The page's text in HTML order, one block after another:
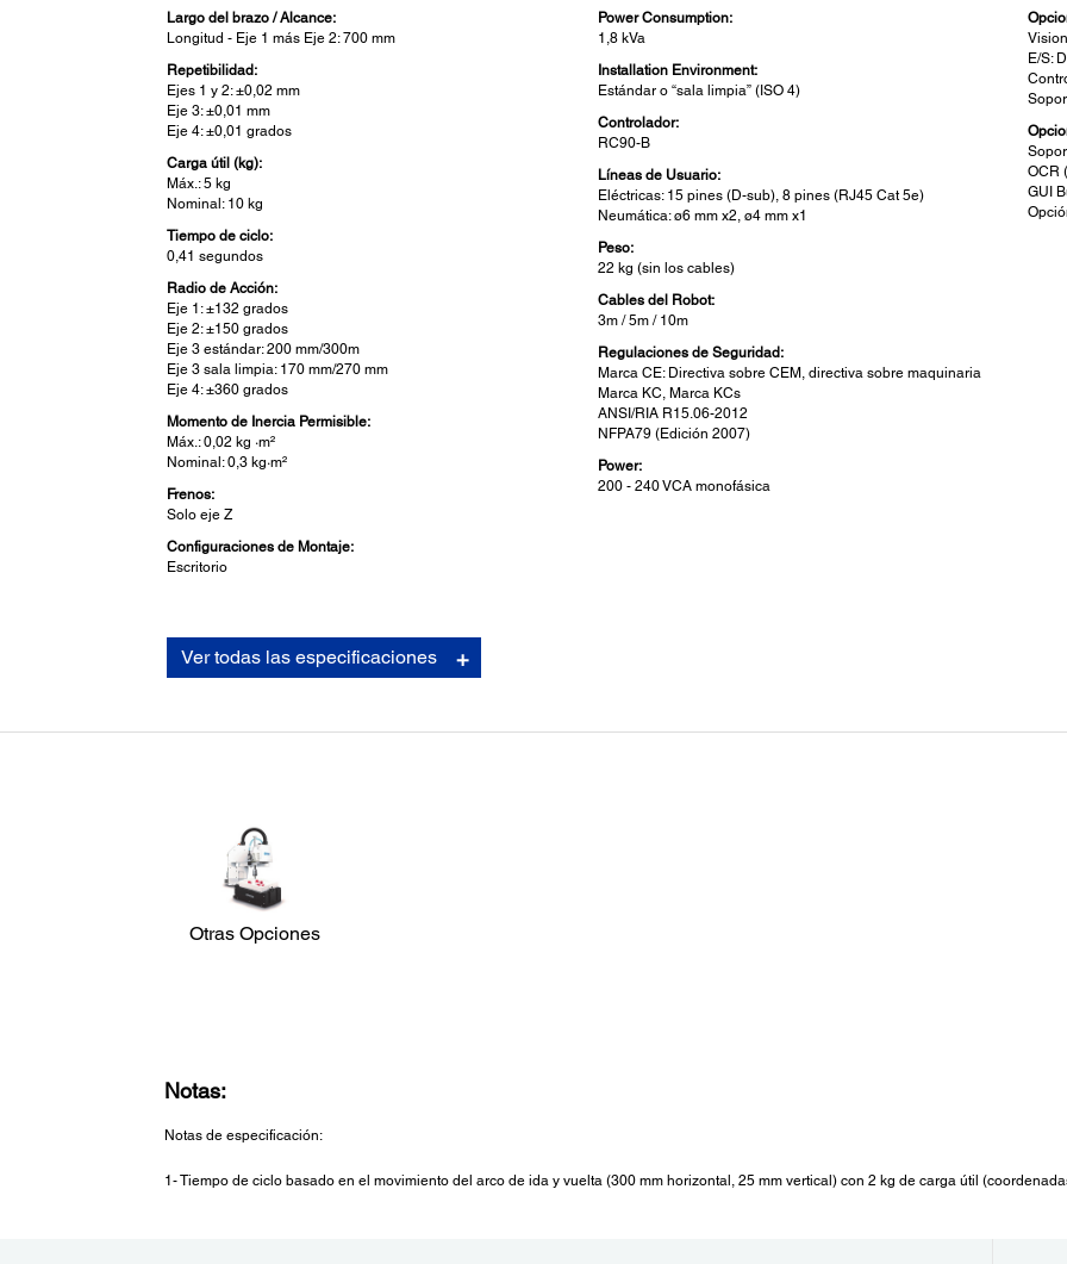
Largo del brazo / Alcance:
Longitud - Eje 1 más Eje 2: 700 mm
Repetibilidad:
Ejes 1 y 2: ±0,02 mm
Eje 3: ±0,01 mm
Eje 4: ±0,01 grados
Carga útil (kg):
Máx.: 5 kg
Nominal: 10 kg
Tiempo de ciclo:
0,41 segundos
Radio de Acción:
Eje 1: ±132 grados
Eje 2: ±150 grados
Eje 3 estándar: 200 mm/300m
Eje 3 sala limpia: 170 mm/270 mm
Eje 4: ±360 grados
Momento de Inercia Permisible:
Máx.: 0,02 kg ·m²
Nominal: 0,3 kg·m²
Frenos:
Solo eje Z
Configuraciones de Montaje:
Escritorio
Power Consumption:
1,8 kVa
Installation Environment:
Estándar o “sala limpia” (ISO 4)
Controlador:
RC90-B
Líneas de Usuario:
Eléctricas: 15 pines (D-sub), 8 pines (RJ45 Cat 5e)
Neumática: ø6 mm x2, ø4 mm x1
Peso:
22 kg (sin los cables)
Cables del Robot:
3m / 5m / 10m
Regulaciones de Seguridad:
Marca CE: Directiva sobre CEM, directiva sobre maquinaria
Marca KC, Marca KCs
ANSI/RIA R15.06-2012
NFPA79 (Edición 2007)
Power:
200 - 240 VCA monofásica
E/S:
OCR
GUI
Largo del brazo / Alcance:
Tiempo de ciclo:
Installation Environment:
Ver todas las especificaciones
Otras Opciones
Notas:
Notas de especificación:
1- Tiempo de ciclo basado en el movimiento del arco de ida y vuelta (300 mm horizontal, 25 mm vertical) con 2 kg de carga útil